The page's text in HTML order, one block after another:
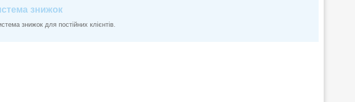
знижок
знижок для постійних клієнтів.